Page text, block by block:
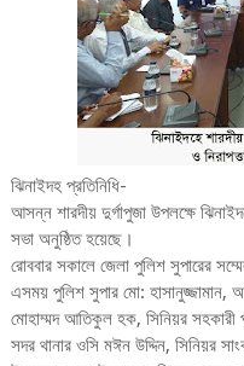
ঝিনাইদহ প্রতিনিধি-
আসন্ন শারদীয় দুর্গাপুজা উপলক্ষে
সভা অনুষ্ঠিত হয়েছে।
রোববার সকালে জেলা পুলিশ সুপারের
এসময় পুলিশ সুপার মো: হাসানুজ্জামান,
মোহাম্মদ আতিকুল হক, সিনিয়র
সদর থানার ওসি মঈন উদ্দিন, সিনিয়র